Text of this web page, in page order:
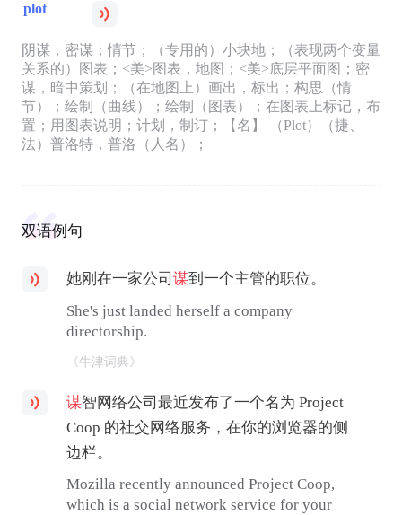
plot
阴谋，密谋；情节；（专用的）小块地；（表现两个变量
关系的）图表；<美>图表，地图；<美>底层平面图；密
谋，暗中策划；（在地图上）画出，标出；构思（情
节）；绘制（曲线）；绘制（图表）；在图表上标记，布
置；用图表说明；计划，制订；【名】 （Plot）（捷、
法）普洛特，普洛（人名）；
双语例句
她刚在一家公司谋到一个主管的职位。
She's just landed herself a company
directorship.
《牛津词典》
谋智网络公司最近发布了一个名为 Project
Coop 的社交网络服务，在你的浏览器的侧
边栏。
Mozilla recently announced Project Coop,
which is a social network service for your